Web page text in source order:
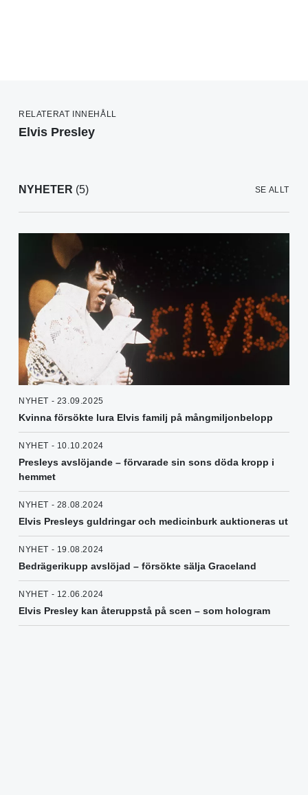
RELATERAT INNEHÅLL
Elvis Presley
NYHETER (5) SE ALLT
NYHET - 23.09.2025
Kvinna försökte lura Elvis familj på mångmiljonbelopp
NYHET - 10.10.2024
Presleys avslöjande – förvarade sin sons döda kropp i
hemmet
NYHET - 28.08.2024
Elvis Presleys guldringar och medicinburk auktioneras ut
NYHET - 19.08.2024
Bedrägerikupp avslöjad – försökte sälja Graceland
NYHET - 12.06.2024
Elvis Presley kan återuppstå på scen – som hologram